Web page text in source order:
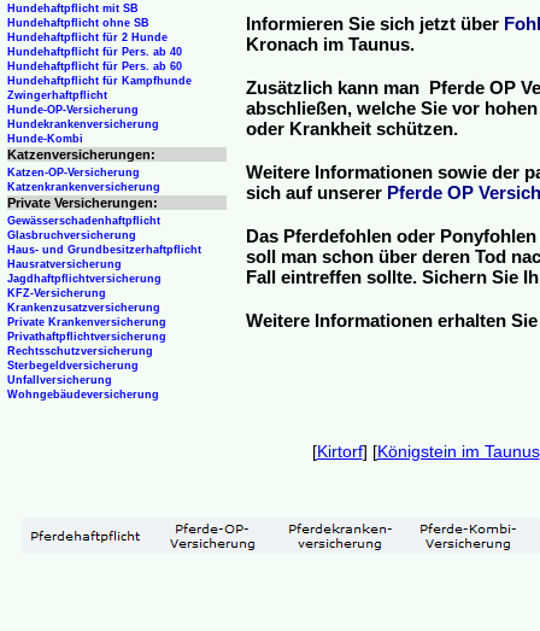
Informieren Sie sich jetzt über
Kronach im Taunus.
Zusätzlich kann man Pferde OP
abschließen, welche Sie vor
oder Krankheit schützen.
Weitere Informationen sowie der
sich auf unserer Pferde OP
Das Pferdefohlen oder
soll man schon über deren Tod
Fall eintreffen sollte. Sichern Sie
Weitere Informationen erhalten
Hundehaftpflicht mit SB
Hundehaftpflicht ohne SB
Hundehaftpflicht für 2 Hunde
Hundehaftpflicht für Pers. ab 40
Hundehaftpflicht für Pers. ab 60
Hundehaftpflicht für Kampfhunde
Zwingerhaftpflicht
Hunde-OP-Versicherung
Hundekrankenversicherung
Hunde-Kombi
Katzenversicherungen:
Katzen-OP-Versicherung
Katzenkrankenversicherung
Private Versicherungen:
Gewässerschadenhaftpflicht
Glasbruchversicherung
Haus- und Grundbesitzerhaftpflicht
Hausratversicherung
Jagdhaftpflichtversicherung
KFZ-Versicherung
Krankenzusatzversicherung
Private Krankenversicherung
Privathaftpflichtversicherung
Rechtsschutzversicherung
Sterbegeldversicherung
Unfallversicherung
Wohngebäudeversicherung
[Kirtorf] [Königstein im Taunus